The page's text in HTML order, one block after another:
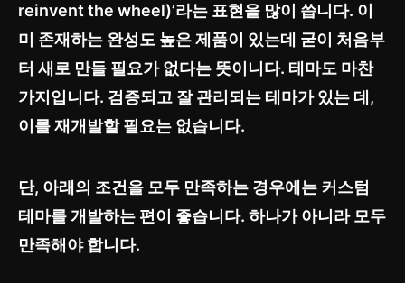
reinvent the wheel)’라는 표현을 많이 씁니다. 이
미 존재하는 완성도 높은 제품이 있는데 굳이 처음부
터 새로 만들 필요가 없다는 뜻이니다. 테마도 마찬
가지입니다. 검증되고 잘 관리되는 테마가 있는 데,
이를 재개발할 필요는 없습니다.
단, 아래의 조건을 모두 만족하는 경우에는 커스텀
테마를 개발하는 편이 좋습니다. 하나가 아니라 모두
만족해야 합니다.